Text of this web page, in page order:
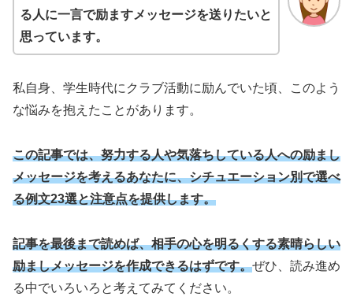
る人に一言で励ますメッセージを送りたいと
思っています。
私自身、学生時代にクラブ活動に励んでいた頃、このよう
な悩みを抱えたことがあります。
この記事では、努力する人や気落ちしている人への励まし
メッセージを考えるあなたに、シチュエーション別で選べ
る例文23選と注意点を提供します。
記事を最後まで読めば、相手の心を明るくする素晴らしい
励ましメッセージを作成できるはずです。ぜひ、読み進め
る中でいろいろと考えてみてください。